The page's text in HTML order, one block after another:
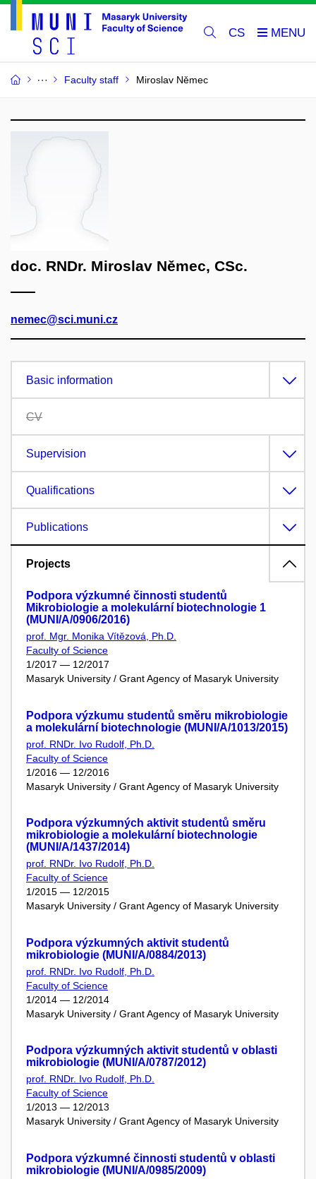
CS
Faculty staff Miroslav Němec
doc. RNDr. Miroslav Němec, CSc.
nemec@sci.muni.cz
Basic information
CV
Supervision
Qualifications
Publications
Projects
Podpora výzkumné činnosti studentů
Mikrobiologie a molekulární biotechnologie 1
(MUNI/A/0906/2016)
prof. Mgr. Monika Vítězová, Ph.D.
Faculty of Science
1/2017 — 12/2017
Masaryk University / Grant Agency of Masaryk University
Podpora výzkumu studentů směru mikrobiologie
a molekulární biotechnologie (MUNI/A/1013/2015)
prof. RNDr. Ivo Rudolf, Ph.D.
Faculty of Science
1/2016 — 12/2016
Masaryk University / Grant Agency of Masaryk University
Podpora výzkumných aktivit studentů směru
mikrobiologie a molekulární biotechnologie
(MUNI/A/1437/2014)
prof. RNDr. Ivo Rudolf, Ph.D.
Faculty of Science
1/2015 — 12/2015
Masaryk University / Grant Agency of Masaryk University
Podpora výzkumných aktivit studentů
mikrobiologie (MUNI/A/0884/2013)
prof. RNDr. Ivo Rudolf, Ph.D.
Faculty of Science
1/2014 — 12/2014
Masaryk University / Grant Agency of Masaryk University
Podpora výzkumných aktivit studentů v oblasti
mikrobiologie (MUNI/A/0787/2012)
prof. RNDr. Ivo Rudolf, Ph.D.
Faculty of Science
1/2013 — 12/2013
Masaryk University / Grant Agency of Masaryk University
Podpora výzkumné činnosti studentů v oblasti
mikrobiologie (MUNI/A/0985/2009)